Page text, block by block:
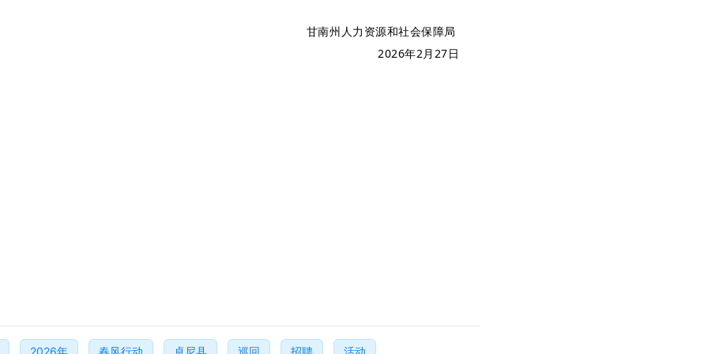
甘南州人力资源和社会保障局
2026年2月27日
2026年 春风行动 卓尼县 巡回 招聘 活动